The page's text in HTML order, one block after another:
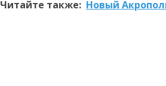
Читайте также: Новый